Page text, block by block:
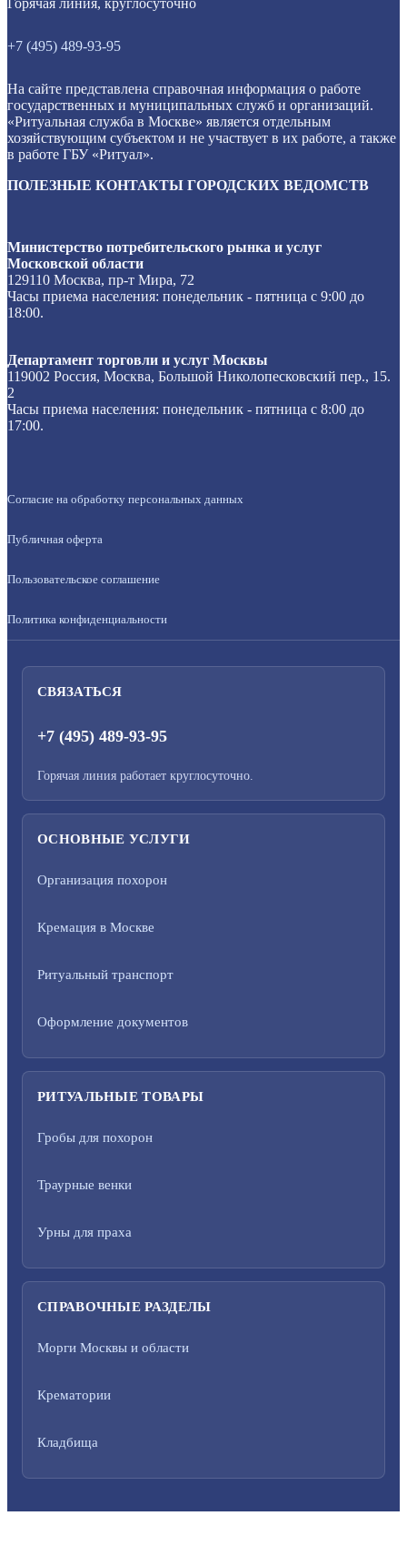
+7 (495) 489-93-95
На сайте представлена справочная информация о работе
государственных и муниципальных служб и организаций.
«Ритуальная служба в Москве» является отдельным
хозяйствующим субъектом и не участвует в их работе, а также
в работе ГБУ «Ритуал».
ПОЛЕЗНЫЕ КОНТАКТЫ ГОРОДСКИХ ВЕДОМСТВ
Министерство потребительского рынка и услуг
Московской области
129110 Москва, пр-т Мира, 72
Часы приема населения: понедельник - пятница с 9:00 до
18:00.
Департамент торговли и услуг Москвы
119002 Россия, Москва, Большой Николопесковский пер., 15.
2
Часы приема населения: понедельник - пятница с 8:00 до
17:00.
Согласие на обработку персональных данных
Публичная оферта
Пользовательское соглашение
Политика конфиденциальности
СВЯЗАТЬСЯ
+7 (495) 489-93-95
Горячая линия работает круглосуточно.
ОСНОВНЫЕ УСЛУГИ
Организация похорон
Кремация в Москве
Ритуальный транспорт
Оформление документов
РИТУАЛЬНЫЕ ТОВАРЫ
Гробы для похорон
Траурные венки
Урны для праха
СПРАВОЧНЫЕ РАЗДЕЛЫ
Морги Москвы и области
Крематории
Кладбища